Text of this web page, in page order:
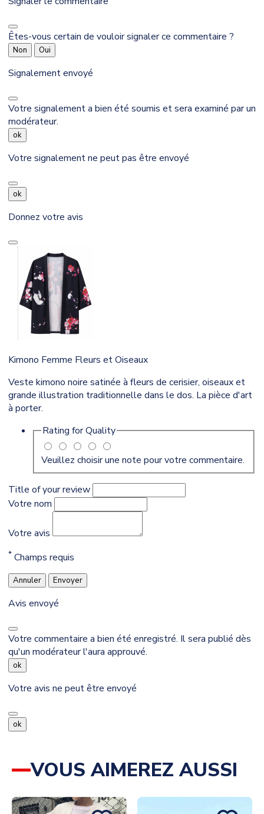
Êtes-vous certain de vouloir signaler ce commentaire ?
Non Oui
Signalement envoyé
Votre signalement a bien été soumis et sera examiné par un
modérateur.
ok
Votre signalement ne peut pas être envoyé
ok
Donnez votre avis
Kimono Femme Fleurs et Oiseaux
Veste kimono noire satinée à fleurs de cerisier, oiseaux et
grande illustration traditionnelle dans le dos. La pièce d'art
à porter.
Rating forQuality
Veuillez choisir une note pour votre commentaire.
Title of your review
Votre nom
Votre avis
* Champs requis
Annuler Envoyer
Avis envoyé
Votre commentaire a bien été enregistré. Il sera publié dès
qu'un modérateur l'aura approuvé.
ok
Votre avis ne peut être envoyé
ok
VOUS AIMEREZ AUSSI